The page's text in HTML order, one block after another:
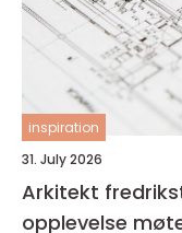
inspiration
31. July 2026
Arkitekt
opplevelse